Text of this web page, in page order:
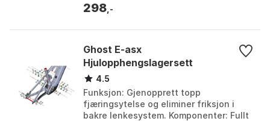
298 ,-
Ghost E-asx
Hjulopphengslagersett
4.5
Funksjon: Gjenopprett topp
fjæringsytelse og eliminer friksjon i
bakre lenkesystem. Komponenter: Fullt